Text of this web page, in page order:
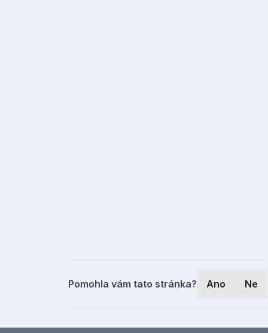
Pomohla vám tato stránka? Ano Ne